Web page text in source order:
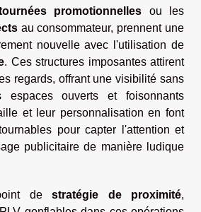
promotionnelles ou les
au consommateur, prennent une
nouvelle avec l'utilisation de
. Ces structures imposantes attirent
regards, offrant une visibilité sans
ouverts et foisonnants
et leur personnalisation en font
pour capter l'attention et
publicitaire de manière ludique
destratégie de proximité,